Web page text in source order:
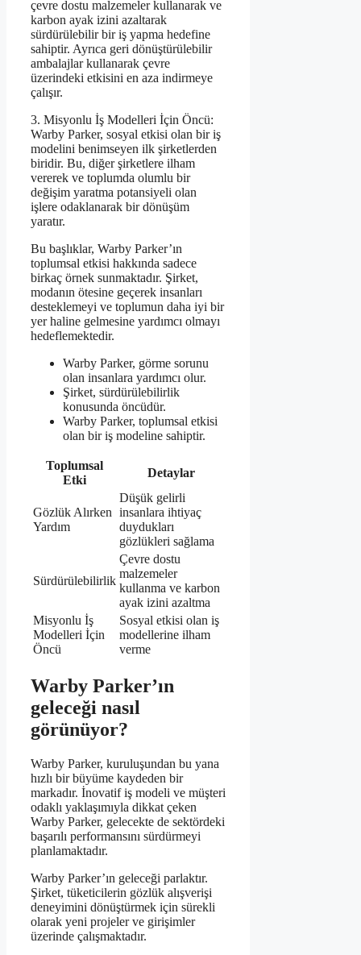
çevre dostu malzemeler kullanarak ve
karbon ayak izini azaltarak
sürdürülebilir bir iş yapma hedefine
sahiptir. Ayrıca geri dönüştürülebilir
ambalajlar kullanarak çevre
üzerindeki etkisini en aza indirmeye
çalışır.
3. Misyonlu İş Modelleri İçin Öncü:
Warby Parker, sosyal etkisi olan bir iş
modelini benimseyen ilk şirketlerden
biridir. Bu, diğer şirketlere ilham
vererek ve toplumda olumlu bir
değişim yaratma potansiyeli olan
işlere odaklanarak bir dönüşüm
yaratır.
Bu başlıklar, Warby Parker’ın
toplumsal etkisi hakkında sadece
birkaç örnek sunmaktadır. Şirket,
modanın ötesine geçerek insanları
desteklemeyi ve toplumun daha iyi bir
yer haline gelmesine yardımcı olmayı
hedeflemektedir.
Warby Parker, görme sorunu
olan insanlara yardımcı olur.
Şirket, sürdürülebilirlik
konusunda öncüdür.
Warby Parker, toplumsal etkisi
olan bir iş modeline sahiptir.
Toplumsal
Etki
Detaylar
Gözlük Alırken
Yardım
Düşük gelirli
insanlara ihtiyaç
duydukları
gözlükleri sağlama
Sürdürülebilirlik
Çevre dostu
malzemeler
kullanma ve karbon
ayak izini azaltma
Misyonlu İş
Modelleri İçin
Öncü
Sosyal etkisi olan iş
modellerine ilham
verme
Warby Parker’ın
geleceği nasıl
görünüyor?
Warby Parker, kuruluşundan bu yana
hızlı bir büyüme kaydeden bir
markadır. İnovatif iş modeli ve müşteri
odaklı yaklaşımıyla dikkat çeken
Warby Parker, gelecekte de sektördeki
başarılı performansını sürdürmeyi
planlamaktadır.
Warby Parker’ın geleceği parlaktır.
Şirket, tüketicilerin gözlük alışverişi
deneyimini dönüştürmek için sürekli
olarak yeni projeler ve girişimler
üzerinde çalışmaktadır.